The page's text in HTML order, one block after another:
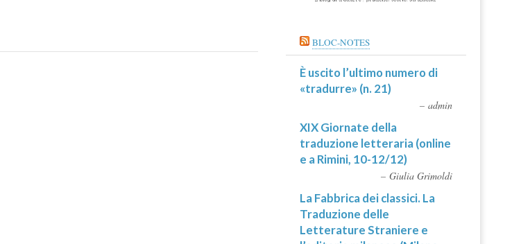
BLOC-NOTES
È uscito l’ultimo numero di
«tradurre» (n. 21)
admin
XIX Giornate della
traduzione letteraria (online
e a Rimini, 10-12/12)
Giulia Grimoldi
La Fabbrica dei classici. La
Traduzione delle
Letterature Straniere e